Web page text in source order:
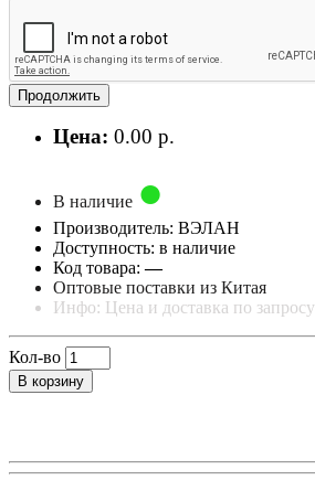
Продолжить
Цена: 0.00 р.
В наличие
Производитель: ВЭЛАН
Доступность: в наличие
Код товара:—
Оптовые поставки из Китая
Инфо: Цена и доставка по запросу
Кол-во
В корзину